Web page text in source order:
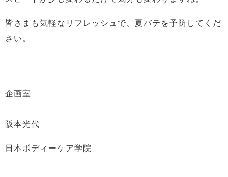
皆さまも気軽なリフレッシュで、夏バテを予防してくだ
さい。
企画室
阪本光代
日本ボディーケア学院